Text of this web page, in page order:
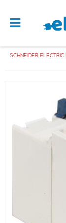
SCHNEIDER